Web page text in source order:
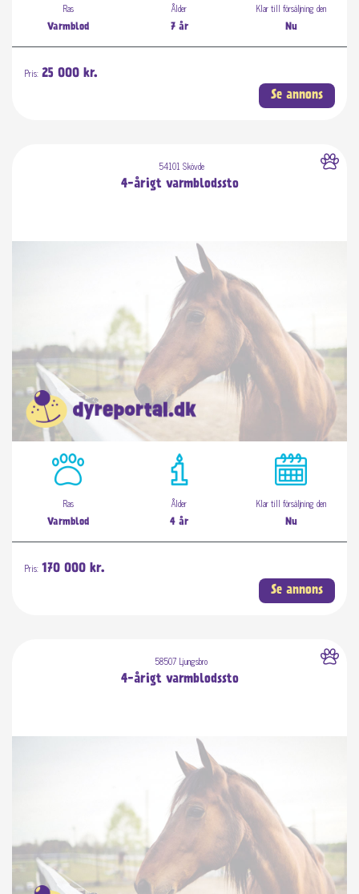
Ras
Varmblod
Ålder
7 år
Klar till försäljning den
Nu
Pris: 25 000 kr.
Se annons
54101 Skövde
4-årigt varmblodssto
Ras
Varmblod
Ålder
4 år
Klar till försäljning den
Nu
Pris: 170 000 kr.
Se annons
58507 Ljungsbro
4-årigt varmblodssto